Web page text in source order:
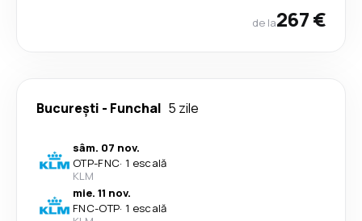
de la267 €
București - Funchal 5 zile
sâm. 07 nov.
OTP-FNC· 1 escală
KLM
mie. 11 nov.
FNC-OTP· 1 escală